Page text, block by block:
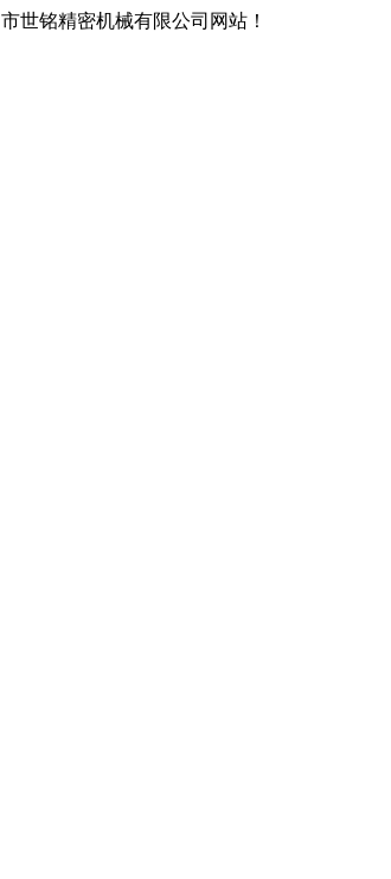
世铭精密机械有限公司网站！